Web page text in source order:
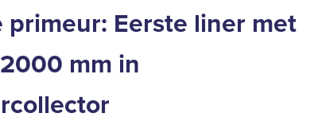
primeur: Eerste liner met
mm in